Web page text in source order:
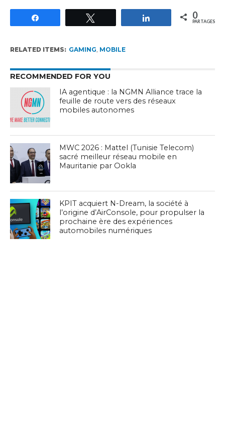
Partagez 0
PARTAGES
RELATED ITEMS: GAMING MOBILE
RECOMMENDED FOR YOU
IA agentique : la NGMN Alliance trace la
feuille de route vers des réseaux
mobiles autonomes
MWC 2026 : Mattel (Tunisie Telecom)
sacré meilleur réseau mobile en
Mauritanie par Ookla
KPIT acquiert N-Dream, la société à
l’origine d’AirConsole, pour propulser la
prochaine ère des expériences
automobiles numériques